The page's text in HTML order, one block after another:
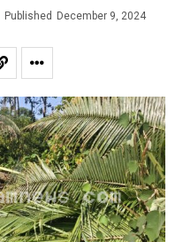
Published December 9, 2024